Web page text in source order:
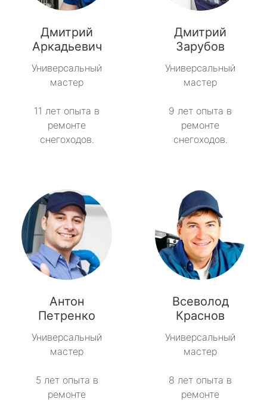
Дмитрий
Аркадьевич
Универсальный
мастер
11 лет опыта в
ремонте
снегоходов.
Дмитрий
Зарубов
Универсальный
мастер
9 лет опыта в
ремонте
снегоходов.
Антон
Петренко
Универсальный
мастер
5 лет опыта в
ремонте
Всеволод
Краснов
Универсальный
мастер
8 лет опыта в
ремонте